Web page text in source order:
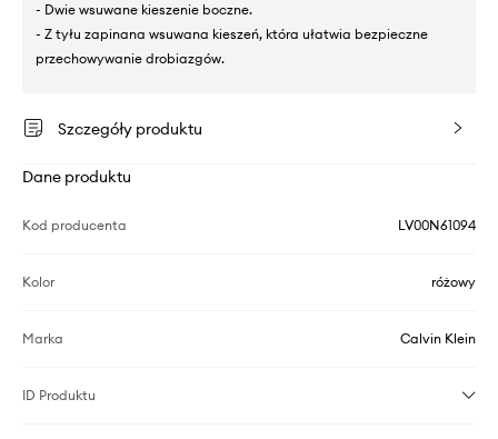
- Dwie wsuwane kieszenie boczne.
- Z tyłu zapinana wsuwana kieszeń, która ułatwia bezpieczne
przechowywanie drobiazgów.
Szczegóły produktu
Dane produktu
Kod producenta LV00N61094
Kolor różowy
Marka Calvin Klein
ID Produktu